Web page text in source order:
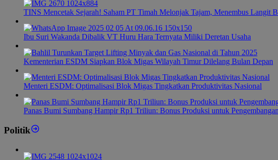
TINS Mencetak Sejarah! Saham PT Timah Melonjak Tajam, Menembus Langit
Ibu Suri Wakanda Dibalik VT Huru Hara Ternyata Miliki Deretan Usaha
Kementerian ESDM Siapkan Blok Migas Wilayah Timur Dilelang Bulan Depan
Menteri ESDM: Optimalisasi Blok Migas Tingkatkan Produktivitas Nasional
Panas Bumi Sumbang Hampir Rp1 Triliun: Bonus Produksi untuk
Politik